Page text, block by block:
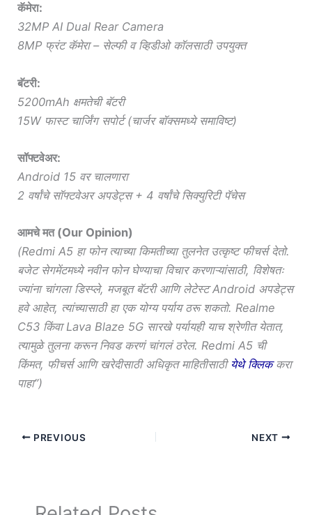
कॅमेरा:
32MP AI Dual Rear Camera
8MP फ्रंट कॅमेरा – सेल्फी व व्हिडीओ कॉलसाठी उपयुक्त
बॅटरी:
5200mAh क्षमतेची बॅटरी
15W फास्ट चार्जिंग सपोर्ट (चार्जर बॉक्समध्ये समाविष्ट)
सॉफ्टवेअर:
Android 15 वर चालणारा
2 वर्षांचे सॉफ्टवेअर अपडेट्स + 4 वर्षांचे सिक्युरिटी पॅचेस
आमचे मत (Our Opinion)
(Redmi A5 हा फोन त्याच्या किमतीच्या तुलनेत उत्कृष्ट फीचर्स देतो.
बजेट सेगमेंटमध्ये नवीन फोन घेण्याचा विचार करणाऱ्यांसाठी, विशेषतः
ज्यांना चांगला डिस्प्ले, मजबूत बॅटरी आणि लेटेस्ट Android अपडेट्स
हवे आहेत, त्यांच्यासाठी हा एक योग्य पर्याय ठरू शकतो. Realme
C53 किंवा Lava Blaze 5G सारखे पर्यायही याच श्रेणीत येतात,
त्यामुळे तुलना करून निवड करणं चांगलं ठरेल. Redmi A5 ची
किंमत, फीचर्स आणि खरेदीसाठी अधिकृत माहितीसाठी येथे क्लिककरा
पाहा”)
PREVIOUS NEXT